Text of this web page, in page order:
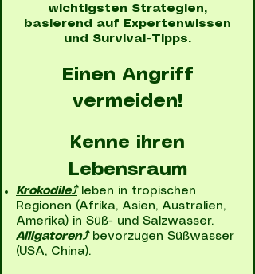
wichtigsten Strategien,
basierend auf Expertenwissen
und Survival-Tipps.
Einen Angriff
vermeiden!
Kenne ihren
Lebensraum
Krokodile⤴leben in tropischen
Regionen (Afrika, Asien, Australien,
Amerika) in Süß- und Salzwasser.
Alligatoren⤴bevorzugen Süßwasser
(USA, China).